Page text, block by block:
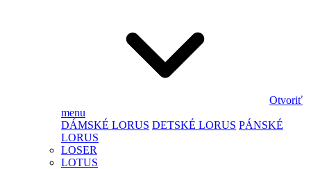
Otvoriť
menu
DÁMSKÉ LORUS DETSKÉ LORUS PÁNSKÉ
LORUS
LOSER
LOTUS